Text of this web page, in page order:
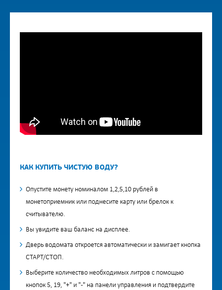
КАК КУПИТЬ ЧИСТУЮ ВОДУ?
Опустите монету номиналом 1,2,5,10 рублей в
монетоприемник или поднесите карту или брелок к
считывателю.
Вы увидите ваш баланс на дисплее.
Дверь водомата откроется автоматически и замигает кнопка
СТАРТ/СТОП.
Выберите количество необходимых литров с помощью
кнопок 5, 19, "+" и "-" на панели управления и подтвердите